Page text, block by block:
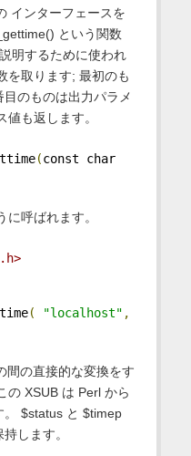
インターフェースを
という関数
明するために使われ
を取ります; 最初のも
のものは出力パラメ
も返します。
(
const char
呼ばれます。
( "localhost" ,
間の直接的な変換をす
の XSUB は Perl から
。 $status と $timep
します。